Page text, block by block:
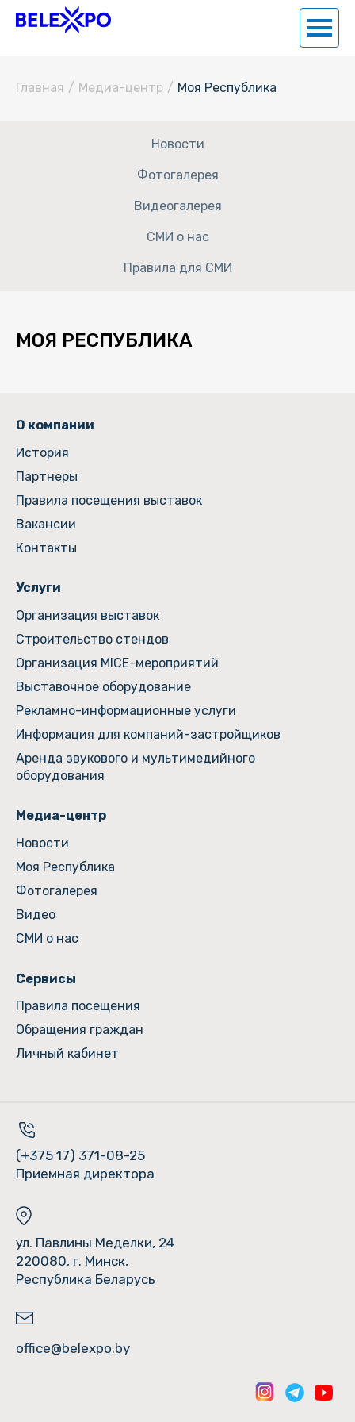
Главная / Медиа-центр / Моя Республика
Новости
Фотогалерея
Видеогалерея
СМИ о нас
Правила для СМИ
МОЯ РЕСПУБЛИКА
О компании
История
Партнеры
Правила посещения выставок
Вакансии
Контакты
Услуги
Организация выставок
Строительство стендов
Организация MICE-мероприятий
Выставочное оборудование
Рекламно-информационные услуги
Информация для компаний-застройщиков
Аренда звукового и мультимедийного
оборудования
Медиа-центр
Новости
Моя Республика
Фотогалерея
Видео
СМИ о нас
Сервисы
Правила посещения
Обращения граждан
Личный кабинет
(+375 17) 371-08-25
Приемная директора
ул. Павлины Меделки, 24
220080, г. Минск,
Республика Беларусь
office@belexpo.by